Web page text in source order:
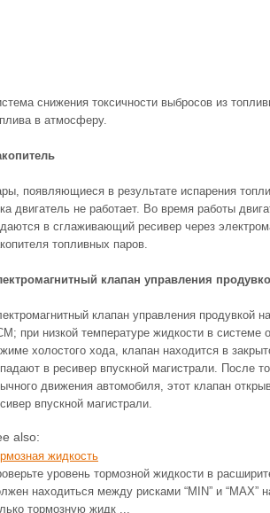
снижения токсичности выбросов из
в атмосферу.
появляющиеся в результате испарения
двигатель не работает. Во время работы
в сглаживающий ресивер через
топливных паров.
клапан управления
клапан управления продувкой
при низкой температуре жидкости в системе
холостого хода, клапан находится в
в ресивер впускной магистрали. После
движения автомобиля, этот клапан
впускной магистрали.
also:
жидкость
уровень тормозной жидкости в
находиться между рисками “MIN” и “MAX”
тормозную жидк ...